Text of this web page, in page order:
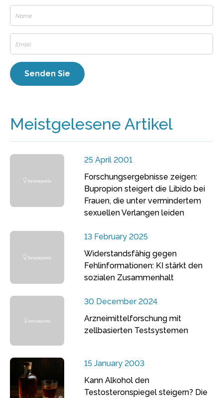
Meistgelesene Artikel
25 April 2001
Forschungsergebnisse zeigen:
Bupropion steigert die Libido bei
Frauen, die unter vermindertem
sexuellen Verlangen leiden
13 February 2025
Widerstandsfähig gegen
Fehlinformationen: KI stärkt den
sozialen Zusammenhalt
30 December 2024
Arzneimittelforschung mit
zellbasierten Testsystemen
15 January 2003
Kann Alkohol den
Testosteronspiegel steigern? Die